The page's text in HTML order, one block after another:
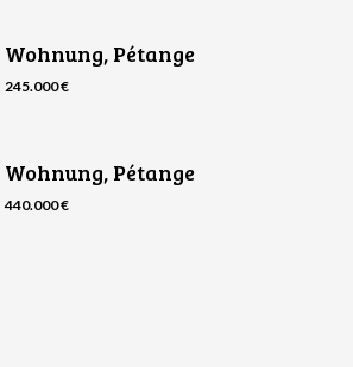
Wohnung, Pétange
245.000 €
Wohnung, Pétange
440.000 €